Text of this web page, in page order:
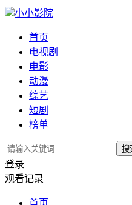
小小影院
首页
电视剧
电影
动漫
综艺
短剧
榜单
搜
登录
观看记录
首页